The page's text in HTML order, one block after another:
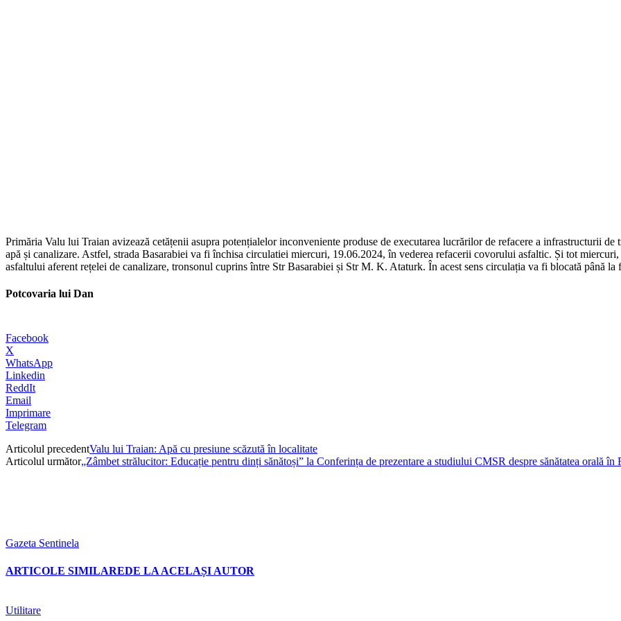
Primăria Valu lui Traian avizează cetățenii asupra potențialelor inconveniente produse de executarea lucrărilor de refacere a infrastructurii
apă și canalizare. Astfel, strada Basarabiei va fi închisa circulatiei miercuri, 19.06.2024, în vederea refacerii covorului asfaltic. Și tot
asfaltului aferent rețelei de canalizare, tronsonul cuprins între Str Basarabiei și Str M. K. Ataturk. În acest sens circulația va fi blocată până la
Potcovaria lui Dan
Facebook
X
WhatsApp
Linkedin
ReddIt
Email
Imprimare
Telegram
Articolul precedentValu lui Traian: Apă cu presiune scăzută în localitate
Articolul următor„Zâmbet strălucitor: Educație pentru dinți sănătoși” la Conferința de prezentare a studiului CMSR despre sănătatea orală în
Gazeta Sentinela
ARTICOLE SIMILAREDE LA ACELAȘI AUTOR
Utilitare